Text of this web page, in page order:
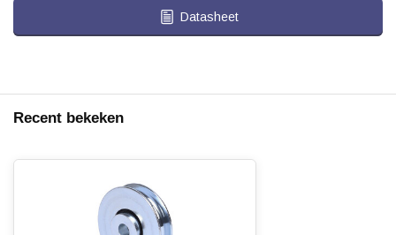
Datasheet
Recent bekeken